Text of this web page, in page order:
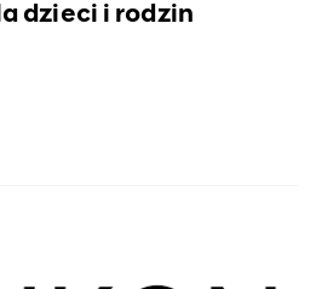
dzieci i rodzin